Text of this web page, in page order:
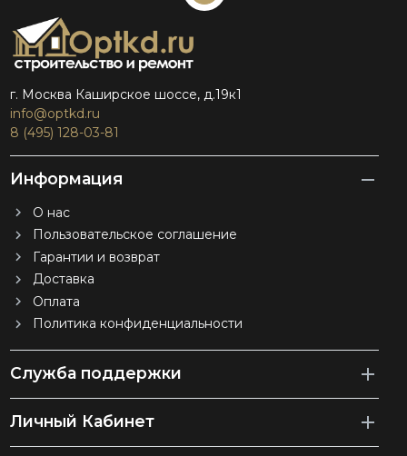
г. Москва Каширское шоссе, д.19к1
info@optkd.ru
8 (495) 128-03-81
Информация
О нас
Пользовательское соглашение
Гарантии и возврат
Доставка
Оплата
Политика конфиденциальности
Служба поддержки
Личный Кабинет